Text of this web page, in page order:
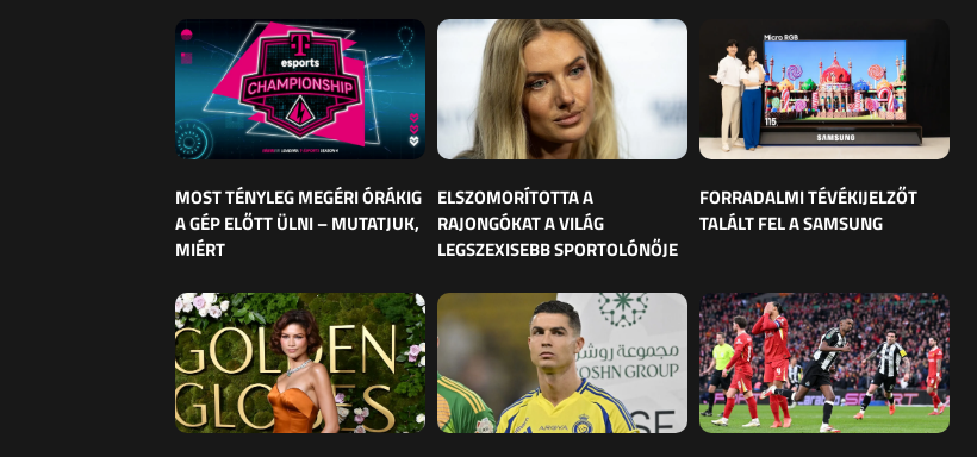
MOST TÉNYLEG MEGÉRI ÓRÁKIG
A GÉP ELŐTT ÜLNI – MUTATJUK,
MIÉRT
ELSZOMORÍTOTTA A
RAJONGÓKAT A VILÁG
LEGSZEXISEBB SPORTOLÓNŐJE
FORRADALMI TÉVÉKIJELZŐT
TALÁLT FEL A SAMSUNG